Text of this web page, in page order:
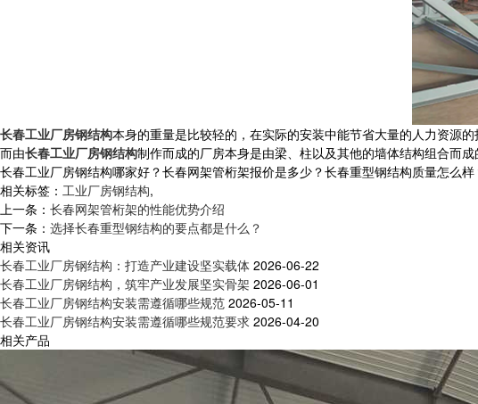
长春工业厂房钢结构本身的重量是比较轻的，在实际的安装中能节省大量的人力资源
而由长春工业厂房钢结构制作而成的厂房本身是由梁、柱以及其他的墙体结构组合而
长春工业厂房钢结构哪家好？长春网架管桁架报价是多少？长春重型钢结构质量怎么
相关标签： 工业厂房钢结构,
上一条： 长春网架管桁架的性能优势介绍
下一条： 选择长春重型钢结构的要点都是什么？
相关资讯
长春工业厂房钢结构：打造产业建设坚实载体 2026-06-22
长春工业厂房钢结构，筑牢产业发展坚实骨架 2026-06-01
长春工业厂房钢结构安装需遵循哪些规范 2026-05-11
长春工业厂房钢结构安装需遵循哪些规范要求 2026-04-20
相关产品